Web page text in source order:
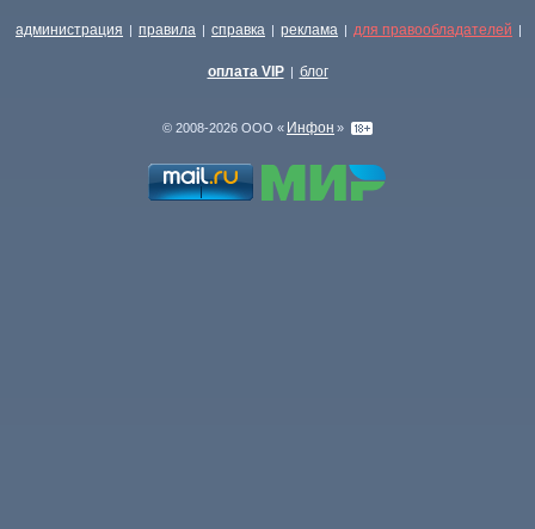
администрация | правила | справка | реклама | для правообладателей |
оплата VIP | блог
© 2008-2026 ООО « Инфон »